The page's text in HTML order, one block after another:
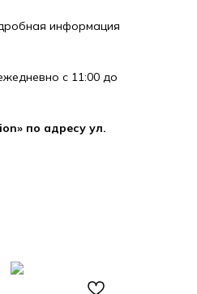
информация
с 11:00 до
по адресу ул.